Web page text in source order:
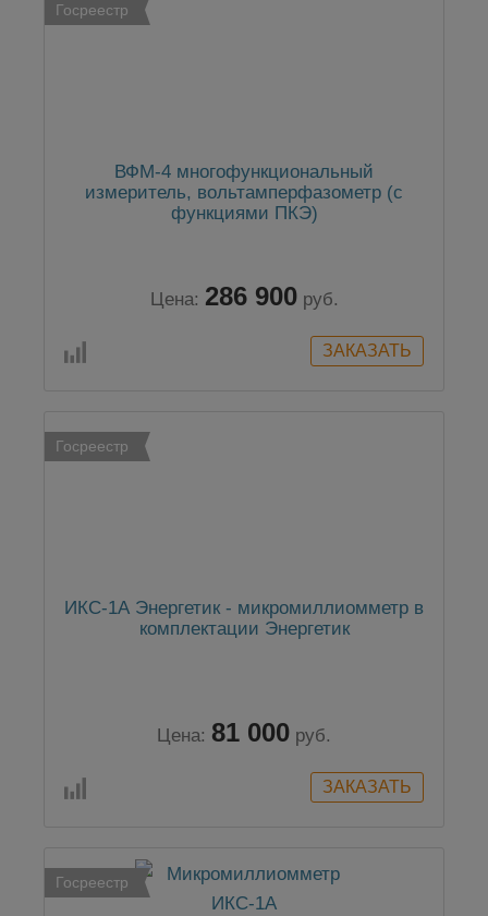
Госреестр
ВФМ-4 многофункциональный
измеритель, вольтамперфазометр (с
функциями ПКЭ)
Цена: 286 900 руб.
Госреестр
ИКС-1А Энергетик - микромиллиомметр в
комплектации Энергетик
Цена: 81 000 руб.
Госреестр